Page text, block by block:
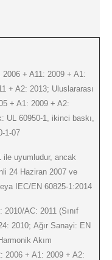
+ A11: 2009 + A1:
+ A2: 2013; Uluslararası
+ A1: 2009 + A2:
UL 60950-1, ikinci baskı,
1-07
ile uyumludur, ancak
24 Haziran 2007 ve
IEC/EN 60825-1:2014
AC: 2011 (Sınıf
2010; Ağır Sanayi: EN
Akım
2006 + A1: 2009 + A2: